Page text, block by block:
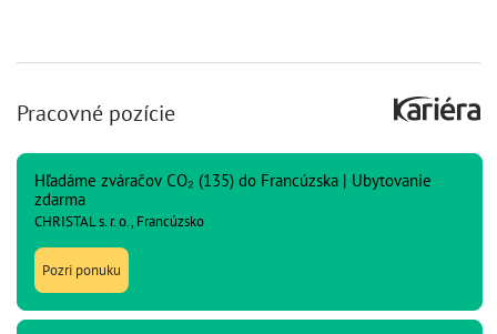
Pracovné pozície
Hľadáme zváračov CO₂ (135) do Francúzska | Ubytovanie
zdarma
CHRISTAL s. r. o., Francúzsko
Pozri ponuku